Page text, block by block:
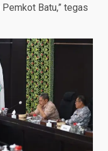
Batu,” tegas